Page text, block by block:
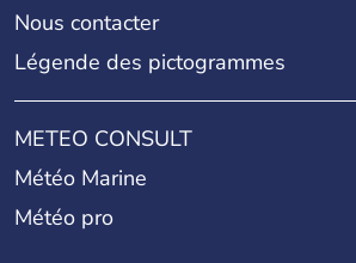
Nous contacter
Légende des pictogrammes
METEO CONSULT
Météo Marine
Météo pro